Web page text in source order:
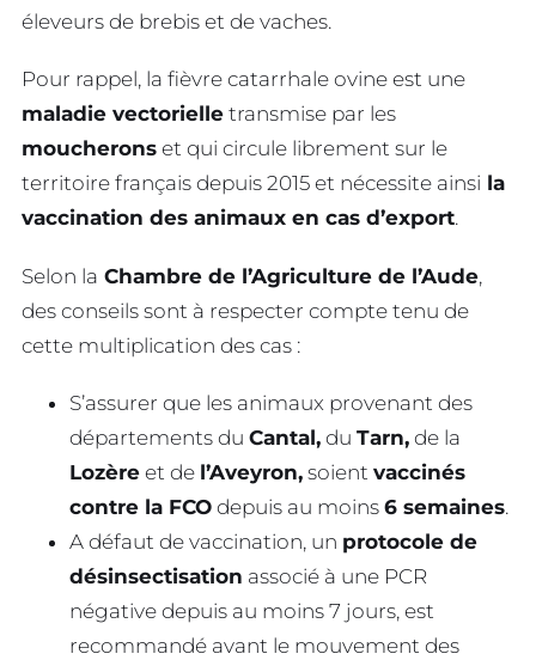
éleveurs de brebis et de vaches.
Pour rappel, la fièvre catarrhale ovine est une
maladie vectorielle transmise par les
moucherons et qui circule librement sur le
territoire français depuis 2015 et nécessite ainsi la
vaccination des animaux en cas d’export.
Selon la Chambre de l’Agriculture de l’Aude,
des conseils sont à respecter compte tenu de
cette multiplication des cas :
S’assurer que les animaux provenant des
départements du Cantal, du Tarn, de la
Lozère et de l’Aveyron, soient vaccinés
contre la FCO depuis au moins 6 semaines.
A défaut de vaccination, un protocole de
désinsectisation associé à une PCR
négative depuis au moins 7 jours, est
recommandé avant le mouvement des